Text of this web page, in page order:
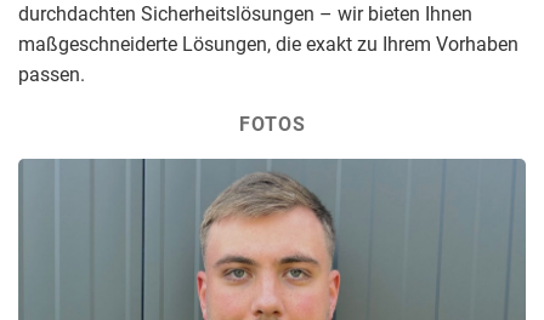
durchdachten Sicherheitslösungen – wir bieten Ihnen
maßgeschneiderte Lösungen, die exakt zu Ihrem Vorhaben
passen.
FOTOS